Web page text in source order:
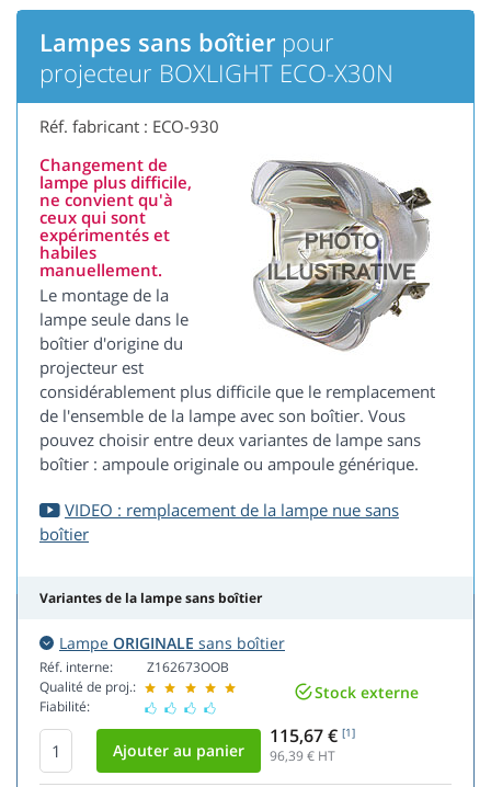
Lampes sans boîtier pour
projecteur BOXLIGHT ECO-X30N
Réf. fabricant : ECO-930
Changement de
lampe plus difficile,
ne convient qu'à
ceux qui sont
expérimentés et
habiles
manuellement.
Le montage de la
lampe seule dans le
boîtier d'origine du
projecteur est
considérablement plus difficile que le remplacement
de l'ensemble de la lampe avec son boîtier. Vous
pouvez choisir entre deux variantes de lampe sans
boîtier : ampoule originale ou ampoule générique.
VIDEO : remplacement de la lampe nue sans
boîtier
Variantes de la lampe sans boîtier
Lampe ORIGINALE sans boîtier
Réf. interne:
Qualité de proj.:
Fiabilité:
Z162673OOB
Stock externe
115,67 € [1]
96,39€ HT